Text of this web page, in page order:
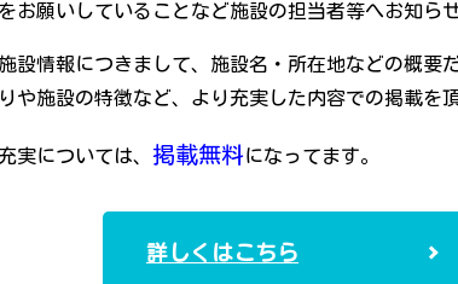
お願いしていることなど施設の担当者等へお知ら
設情報につきまして、施設名・所在地などの概要
や施設の特徴など、より充実した内容での掲載を頂
実については、 掲載無料になってます。
詳しくはこちら